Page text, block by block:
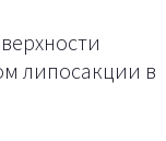
липосакции в